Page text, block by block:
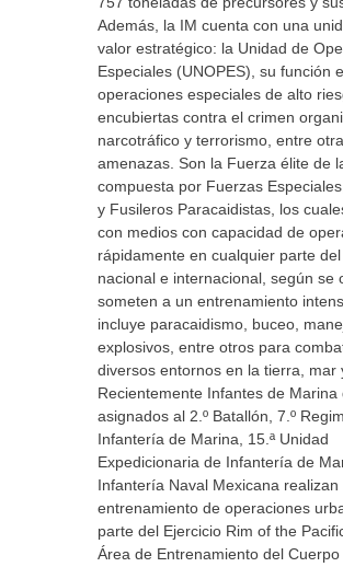
Además, la IM cuenta con una
valor estratégico: la Unidad de
Especiales (UNOPES), su función
operaciones especiales de alto
encubiertas contra el crimen
narcotráfico y terrorismo, entre
amenazas. Son la Fuerza élite de
compuesta por Fuerzas
y Fusileros Paracaidistas, los
con medios con capacidad de
rápidamente en cualquier parte
nacional e internacional, según se
someten a un entrenamiento
incluye paracaidismo, buceo,
explosivos, entre otros para
diversos entornos en la tierra, mar
Recientemente Infantes de Marina
asignados al 2.º Batallón, 7.º
Infantería de Marina, 15.ª Unidad
Expedicionaria de Infantería de
Infantería Naval Mexicana realizan
entrenamiento de operaciones
parte del Ejercicio Rim of the
Área de Entrenamiento del Cuerpo